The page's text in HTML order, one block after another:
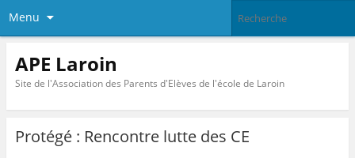
Menu
APE Laroin
Site de l'Association des Parents d'Elèves de l'école de Laroin
Protégé : Rencontre lutte des CE